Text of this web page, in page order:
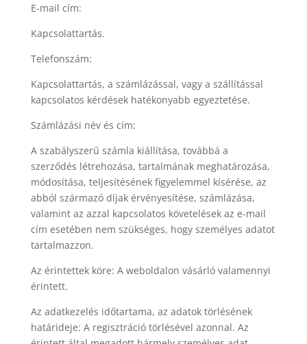
E-mail cím:
Kapcsolattartás.
Telefonszám:
Kapcsolattartás, a számlázással, vagy a szállítással
kapcsolatos kérdések hatékonyabb egyeztetése.
Számlázási név és cím:
A szabályszerű számla kiállítása, továbbá a
szerződés létrehozása, tartalmának meghatározása,
módosítása, teljesítésének figyelemmel kísérése, az
abból származó díjak érvényesítése, számlázása,
valamint az azzal kapcsolatos követelések az e-mail
cím esetében nem szükséges, hogy személyes adatot
tartalmazzon.
Az érintettek köre: A weboldalon vásárló valamennyi
érintett.
Az adatkezelés időtartama, az adatok törlésének
határideje: A regisztráció törlésével azonnal. Az